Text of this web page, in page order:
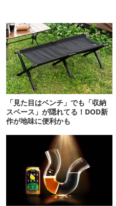
「見た目はベンチ」でも「収納
スペース」が隠れてる！DOD新
作が地味に便利かも